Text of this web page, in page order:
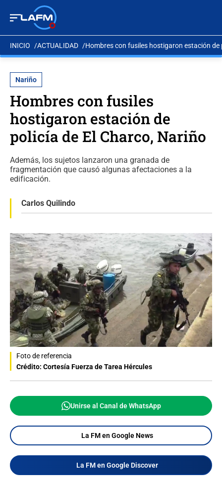
INICIO ACTUALIDAD Hombres con fusiles hostigaron estación de
Nariño
Hombres con fusiles
hostigaron estación de
policía de El Charco, Nariño
Además, los sujetos lanzaron una granada de
fragmentación que causó algunas afectaciones a la
edificación.
Carlos Quilindo
Foto de referencia
Crédito: Cortesía Fuerza de Tarea Hércules
Unirse al Canal de WhatsApp
La FM en Google News
La FM en Google Discover